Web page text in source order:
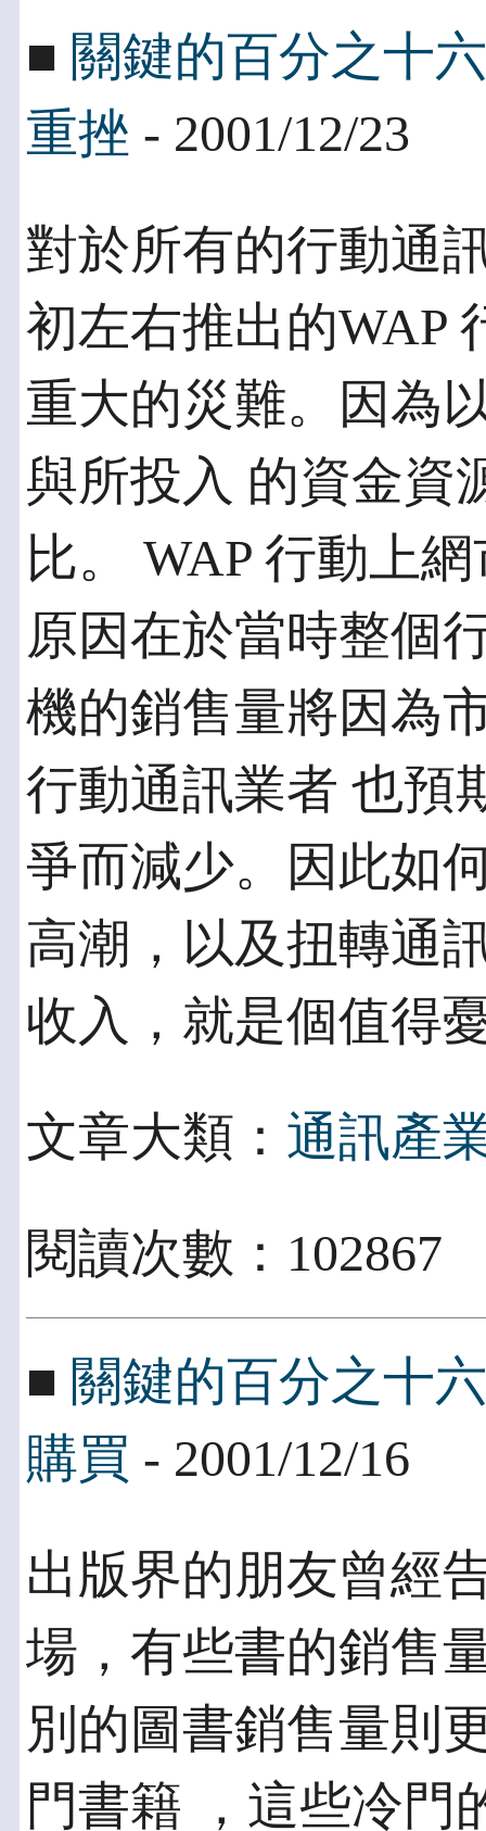
■ 關鍵的百分之十
重挫 - 2001/12/23
對於所有的行動通
初左右推出的WAP
重大的災難。因為
與所投入 的資金資
比。 WAP 行動上
原因在於當時整個
機的銷售量將因為
行動通訊業者 也預
爭而減少。因此如
高潮，以及扭轉通
收入，就是個值得
文章大類： 通訊產
閱讀次數：
■ 關鍵的百分之十
購買 - 2001/12/16
出版界的朋友曾經
場，有些書的銷售
別的圖書銷售量則
門書籍 ，這些冷門